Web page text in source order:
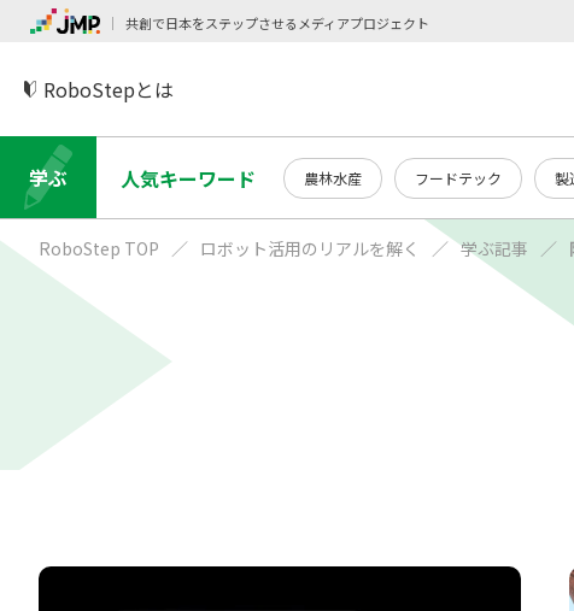
共創で日本をステップさせるメディアプロジェクト
RoboStepとは
学ぶ 人気キーワード 農林水産 フードテック 製
RoboStep TOP ロボット活用のリアルを解く 学ぶ記事